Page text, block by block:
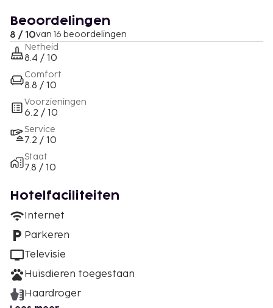
Beoordelingen
8 / 10van 16 beoordelingen
Netheid
8.4 / 10
Comfort
8.8 / 10
Voorzieningen
6.2 / 10
Service
7.2 / 10
Staat
7.8 / 10
Hotelfaciliteiten
Internet
Parkeren
Televisie
Huisdieren toegestaan
Haardroger